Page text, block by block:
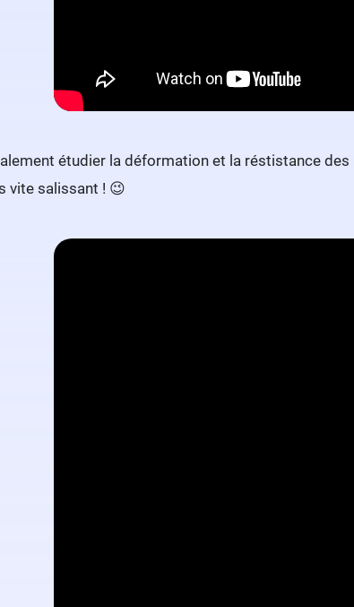
étudier la déformation et la réstistance des
vite salissant ! 😉